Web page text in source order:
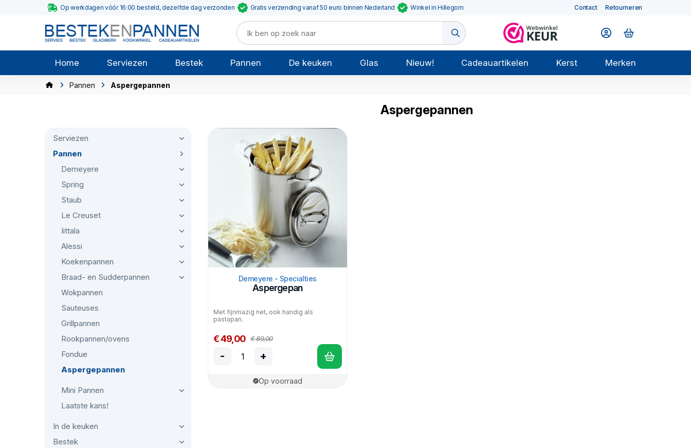
Op werkdagen vóór 16:00 besteld, dezelfde dag verzonden Gratis verzending vanaf 50 euro binnen Nederland Winkel in Hillegom Contact Retourneren
Home Serviezen Bestek Pannen De keuken Glas Nieuw! Cadeauartikelen Kerst Merken
Pannen Aspergepannen
Serviezen
Pannen
Demeyere
Spring
Staub
Le Creuset
Iittala
Alessi
Koekenpannen
Braad- en Sudderpannen
Wokpannen
Sauteuses
Grillpannen
Rookpannen/ovens
Fondue
Aspergepannen
Mini Pannen
Laatste kans!
In de keuken
Bestek
Aspergepannen
Demeyere - Specialties
Aspergepan
Met fijnmazig net, ook handig als
pastapan.
€ 49,00 € 89,00
- +
Op voorraad